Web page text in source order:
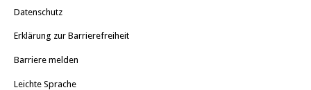
Datenschutz
Erklärung zur Barrierefreiheit
Barriere melden
Leichte Sprache